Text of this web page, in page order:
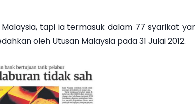
tapi ia termasuk dalam 77 syarikat
oleh Utusan Malaysia pada 31 Julai 2012.